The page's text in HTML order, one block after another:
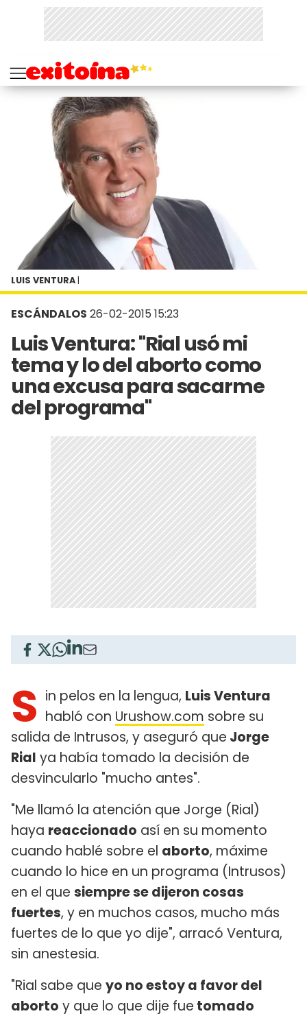
ESCÁNDALOS 26-02-2015 15:23
Luis Ventura: "Rial usó mi
tema y lo del aborto como
una excusa para sacarme
del programa"
LUIS VENTURA |
S in pelos en la lengua, Luis Ventura
habló con Urushow.com sobre su
salida de Intrusos, y aseguró que Jorge
Rial ya había tomado la decisión de
desvincularlo "mucho antes".
"Me llamó la atención que Jorge (Rial)
haya reaccionado así en su momento
cuando hablé sobre el aborto, máxime
cuando lo hice en un programa (Intrusos)
en el que siempre se dijeron cosas
fuertes, y en muchos casos, mucho más
fuertes de lo que yo dije", arracó Ventura,
sin anestesia.
"Rial sabe que yo no estoy a favor del
aborto y que lo que dije fue tomado